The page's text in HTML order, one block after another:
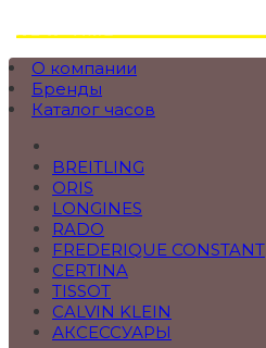
О компании
Бренды
Каталог часов
BREITLING
ORIS
LONGINES
RADO
FREDERIQUE CONSTANT
CERTINA
TISSOT
CALVIN KLEIN
АКСЕССУАРЫ